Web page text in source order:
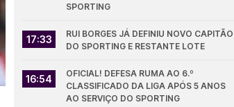
SPORTING
17:33
RUI BORGES JÁ DEFINIU NOVO CAPITÃO
DO SPORTING E RESTANTE LOTE
16:54
OFICIAL! DEFESA RUMA AO 6.º
CLASSIFICADO DA LIGA APÓS 5 ANOS
AO SERVIÇO DO SPORTING